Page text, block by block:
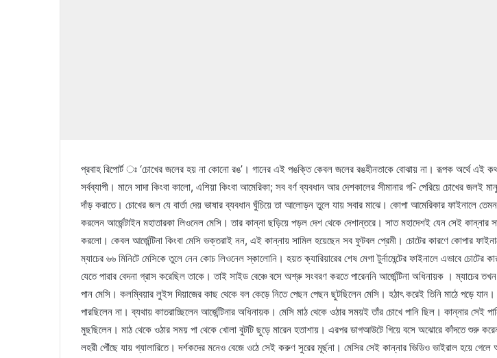
প্রবাহ রিপোর্ট ঃ ‘চোখের জলের হয় না কোনো রঙ’। গানের এই পঙক্তি কেবল জলের রঙহীনতাকে বোঝায় না। রূপক অর্থে এই
সর্বব্যাপী। মানে সাদা কিংবা কালো, এশিয়া কিংবা আমেরিকা; সব বর্ণ ব্যবধান আর দেশকালের সীমানার গ-ি পেরিয়ে চোখের জলই
দাঁড় করাতে। চোখের জল যে বার্তা দেয় ভাষার ব্যবধান ঘুঁচিয়ে তা আলোড়ন তুলে যায় সবার মাঝে। কোপা আমেরিকার ফাইনালে
করলেন আর্জেন্টাইন মহাতারকা লিওনেল মেসি। তার কান্না ছড়িয়ে পড়ল দেশ থেকে দেশান্তরে। সাত মহাদেশই যেন সেই কান্নার
করলো। কেবল আর্জেন্টিনা কিংবা মেসি ভক্তরাই নন, এই কান্নায় সামিল হয়েছেন সব ফুটবল প্রেমী। চোটের কারণে কোপার
ম্যাচের ৬৬ মিনিটে মেসিকে তুলে নেন কোচ লিওনেল স্কালোনি। হয়ত ক্যারিয়ারের শেষ মেগা টুর্নামেন্টের ফাইনালে এভাবে চোটের
যেতে পারার বেদনা গ্রাস করেছিল তাকে। তাই সাইড বেঞ্চে বসে অশ্রু সংবরণ করতে পারেননি আর্জেন্টিনা অধিনায়ক । ম্যাচের
পান মেসি। কলম্বিয়ার লুইস দিয়াজের কাছ থেকে বল কেড়ে নিতে পেছন পেছন ছুটছিলেন মেসি। হঠাৎ করেই তিনি মাঠে পড়ে
পারছিলেন না। ব্যথায় কাতরাচ্ছিলেন আর্জেন্টিনার অধিনায়ক। মেসি মাঠ থেকে ওঠার সময়ই তাঁর চোখে পানি ছিল। কান্নার সেই
মুছছিলেন। মাঠ থেকে ওঠার সময় পা থেকে খোলা বুটটি ছুড়ে মারেন হতাশায়। এরপর ডাগআউটে গিয়ে বসে অঝোরে কাঁদতে শুরু
লহরী পৌঁছে যায় গ্যালারিতে। দর্শকদের মনেও বেজে ওঠে সেই করুণ সুরের মূর্ছনা। মেসির সেই কান্নার ভিডিও ভাইরাল হয়ে